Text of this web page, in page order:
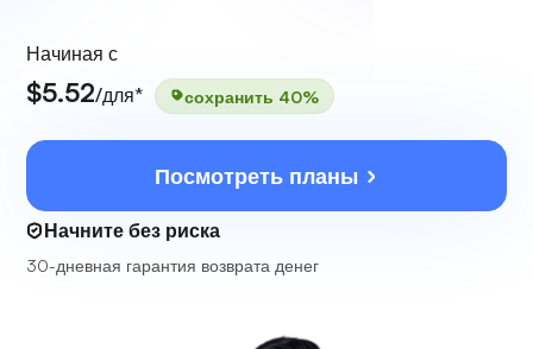
Начиная с
$5.52/для* сохранить 40%
Посмотреть планы
Начните без риска
30-дневная гарантия возврата денег